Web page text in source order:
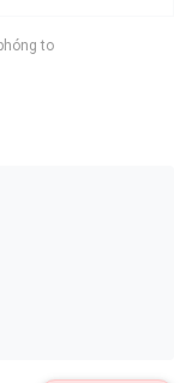
to